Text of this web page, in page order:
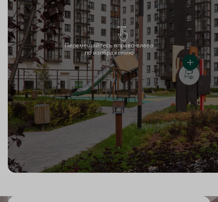
Перемещайтесь вправо-влево
по изображению